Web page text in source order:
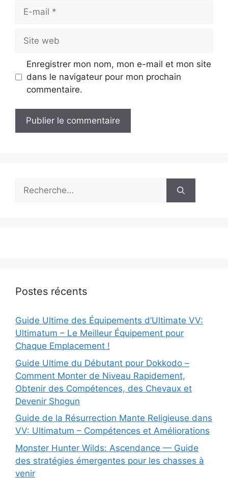
mail
web
Enregistrer mon nom, mon e-mail et mon site
dans le navigateur pour mon prochain
commentaire.
Rechercher :
Postes récents
Guide Ultime des Équipements d’Ultimate VV:
Ultimatum – Le Meilleur Équipement pour
Chaque Emplacement !
Guide Ultime du Débutant pour Dokkodo –
Comment Monter de Niveau Rapidement,
Obtenir des Compétences, des Chevaux et
Devenir Shogun
Guide de la Résurrection Mante Religieuse dans
VV: Ultimatum – Compétences et Améliorations
Monster Hunter Wilds: Ascendance — Guide
des stratégies émergentes pour les chasses à
venir